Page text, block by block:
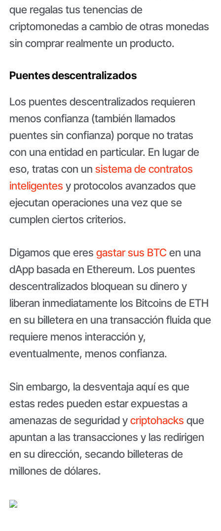
que regalas tus tenencias de
criptomonedas a cambio de otras monedas
sin comprar realmente un producto.
Puentes descentralizados
Los puentes descentralizados requieren
menos confianza (también llamados
puentes sin confianza) porque no tratas
con una entidad en particular. En lugar de
eso, tratas con unsistema de contratos
inteligentes y protocolos avanzados que
ejecutan operaciones una vez que se
cumplen ciertos criterios.
Digamos que eresgastar sus BTC en una
dApp basada en Ethereum. Los puentes
descentralizados bloquean su dinero y
liberan inmediatamente los Bitcoins de ETH
en su billetera en una transacción fluida que
requiere menos interacción y,
eventualmente, menos confianza.
Sin embargo, la desventaja aquí es que
estas redes pueden estar expuestas a
amenazas de seguridad ycriptohacks que
apuntan a las transacciones y las redirigen
en su dirección, secando billeteras de
millones de dólares.